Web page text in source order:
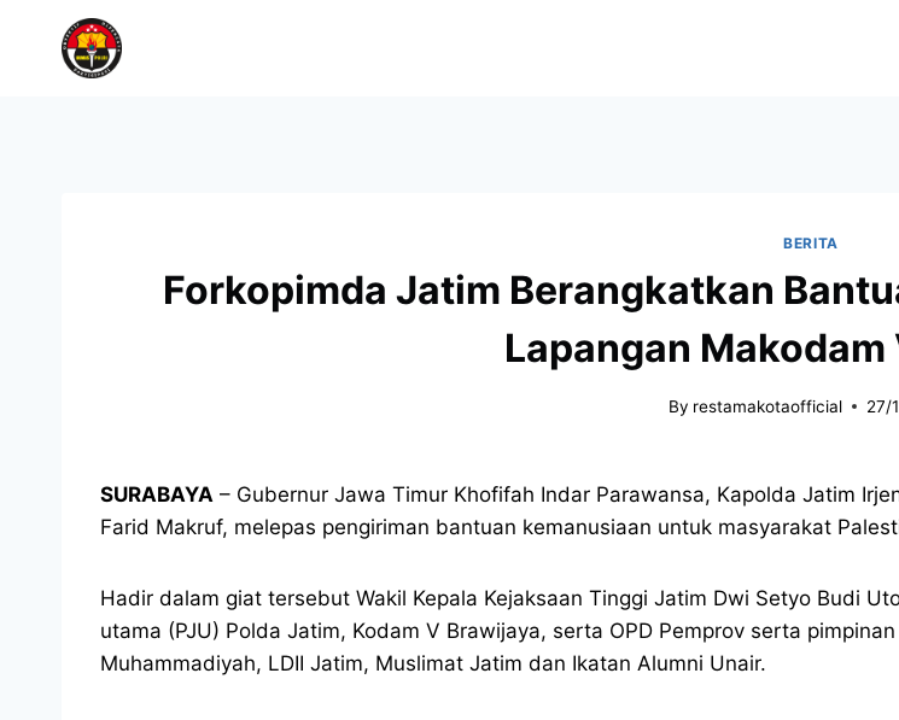
BERITA
Forkopimda Jatim Berangkatkan
Lapangan Makodam
By restamakotaofficial 27/
SURABAYA – Gubernur Jawa Timur Khofifah Indar Parawansa, Kapolda Jatim
Farid Makruf, melepas pengiriman bantuan kemanusiaan untuk masyarakat
Hadir dalam giat tersebut Wakil Kepala Kejaksaan Tinggi Jatim Dwi Setyo Budi
utama (PJU) Polda Jatim, Kodam V Brawijaya, serta OPD Pemprov serta
Muhammadiyah, LDII Jatim, Muslimat Jatim dan Ikatan Alumni Unair.